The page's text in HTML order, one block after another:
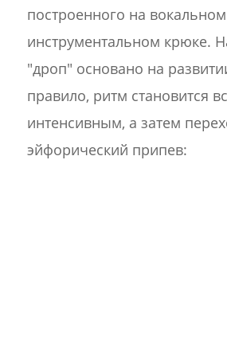
построенного на
инструментальном крюке.
"дроп" основано на
правило, ритм становится
интенсивным, а затем
эйфорический припев: